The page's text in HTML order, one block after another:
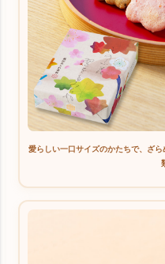
愛らしい一口サイズのかたちで、ざ